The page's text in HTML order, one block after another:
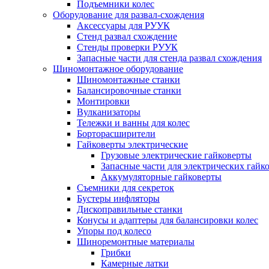
Подъемники колес
Оборудование для развал-схождения
Аксессуары для РУУК
Стенд развал схождение
Стенды проверки РУУК
Запасные части для стенда развал схождения
Шиномонтажное оборудование
Шиномонтажные станки
Балансировочные станки
Монтировки
Вулканизаторы
Тележки и ванны для колес
Борторасширители
Гайковерты электрические
Грузовые электрические гайковерты
Запасные части для электрических
Аккумуляторные гайковерты
Съемники для секреток
Бустеры инфляторы
Дископравильные станки
Конусы и адаптеры для балансировки колес
Упоры под колесо
Шиноремонтные материалы
Грибки
Камерные латки